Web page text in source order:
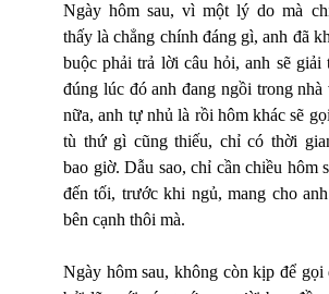
Ngày hôm sau, vì một lý do mà
thấy là chẳng chính đáng gì, anh đã
buộc phải trả lời câu hỏi, anh sẽ
đúng lúc đó anh đang ngồi trong
nữa, anh tự nhủ là rồi hôm khác sẽ
tù thứ gì cũng thiếu, chỉ có thời
bao giờ. Dẫu sao, chỉ cần chiều hôm
đến tối, trước khi ngủ, mang cho
bên cạnh thôi mà.
Ngày hôm sau, không còn kịp để gọi